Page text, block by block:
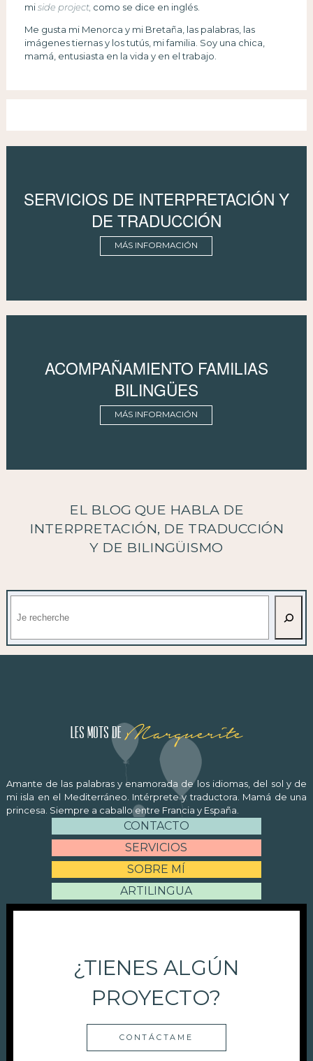
mi side project, como se dice en inglés.
Me gusta mi Menorca y mi Bretaña, las palabras, las
imágenes tiernas y los tutús, mi familia. Soy una chica,
mamá, entusiasta en la vida y en el trabajo.
SERVICIOS DE INTERPRETACIÓN Y
DE TRADUCCIÓN
MÁS INFORMACIÓN
ACOMPAÑAMIENTO FAMILIAS
BILINGÜES
MÁS INFORMACIÓN
EL BLOG QUE HABLA DE
INTERPRETACIÓN, DE TRADUCCIÓN
Y DE BILINGÜISMO
Les mots de Marguerite
Amante de las palabras y enamorada de los idiomas, del sol y de
mi isla en el Mediterráneo. Intérprete y traductora. Mamá de una
princesa. Siempre a caballo entre Francia y España.
CONTACTO
SERVICIOS
SOBRE MÍ
ARTILINGUA
¿TIENES ALGÚN
PROYECTO?
CONTÁCTAME